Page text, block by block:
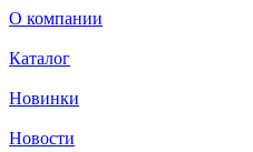
О компании
Каталог
Новинки
Новости